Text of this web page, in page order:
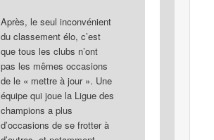
Après, le seul inconvénient
du classement élo, c’est
que tous les clubs n’ont
pas les mêmes occasions
de le « mettre à jour ». Une
équipe qui joue la Ligue des
champions a plus
d’occasions de se frotter à